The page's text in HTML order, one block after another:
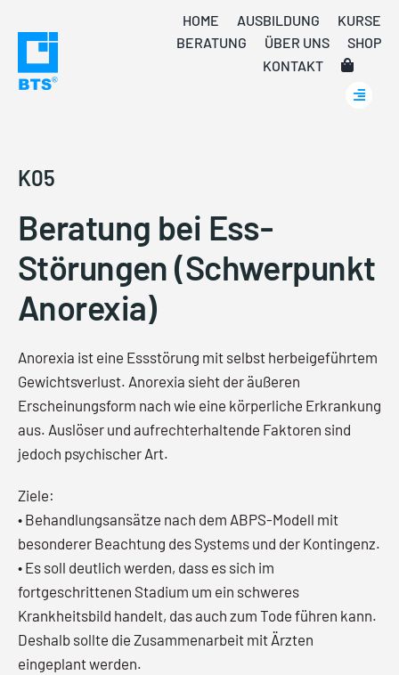
content
HOME AUSBILDUNG
KURSE
BERATUNG
ÜBER UNS
SHOP
KONTAKT
K05
Beratung bei Ess-
Störungen (Schwerpunkt
Anorexia)
Anorexia ist eine Essstörung mit selbst herbeigeführtem
Gewichtsverlust. Anorexia sieht der äußeren
Erscheinungsform nach wie eine körperliche Erkrankung
aus. Auslöser und aufrechterhaltende Faktoren sind
jedoch psychischer Art.
Ziele:
• Behandlungsansätze nach dem ABPS-Modell mit
besonderer Beachtung des Systems und der Kontingenz.
• Es soll deutlich werden, dass es sich im
fortgeschrittenen Stadium um ein schweres
Krankheitsbild handelt, das auch zum Tode führen kann.
Deshalb sollte die Zusammenarbeit mit Ärzten
eingeplant werden.